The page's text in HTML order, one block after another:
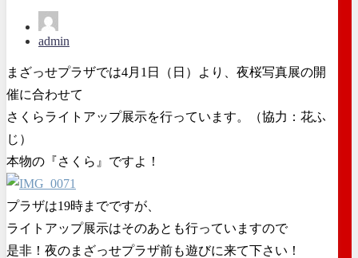
admin
まざっせプラザでは4月1日（日）より、夜桜写真展の開
催に合わせて
さくらライトアップ展示を行っています。（協力：花ふ
じ）
本物の『さくら』ですよ！
プラザは19時までですが、
ライトアップ展示はそのあとも行っていますので
是非！夜のまざっせプラザ前も遊びに来て下さい！